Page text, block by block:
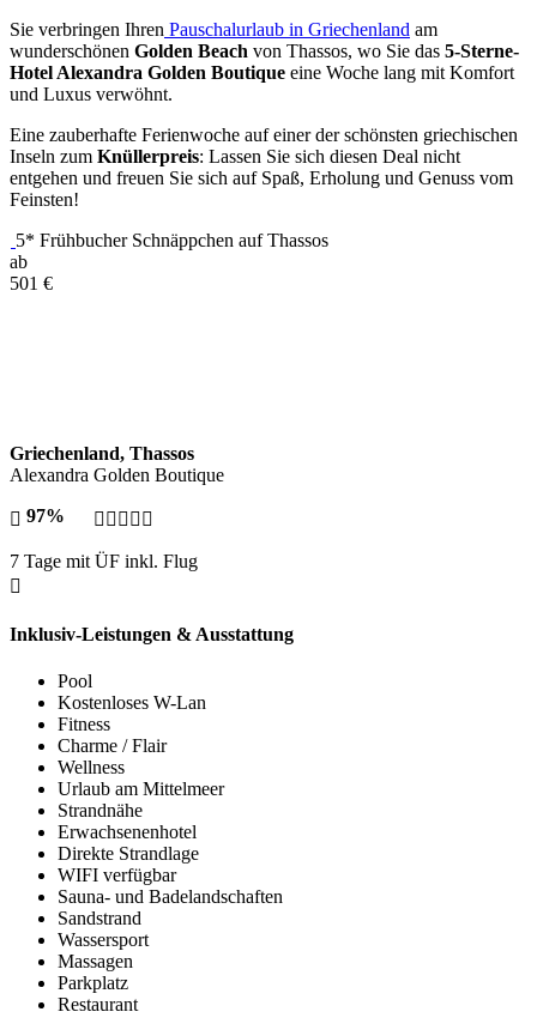
Sie verbringen Ihren Pauschalurlaub in Griechenland am
wunderschönen Golden Beach von Thassos, wo Sie das 5-Sterne-
Hotel Alexandra Golden Boutique eine Woche lang mit Komfort
und Luxus verwöhnt.
Eine zauberhafte Ferienwoche auf einer der schönsten griechischen
Inseln zum Knüllerpreis: Lassen Sie sich diesen Deal nicht
entgehen und freuen Sie sich auf Spaß, Erholung und Genuss vom
Feinsten!
5* Frühbucher Schnäppchen auf Thassos
ab
501 €
Griechenland, Thassos
Alexandra Golden Boutique
97%
7 Tage mit ÜF inkl. Flug
Inklusiv-Leistungen & Ausstattung
Pool
Kostenloses W-Lan
Fitness
Charme / Flair
Wellness
Urlaub am Mittelmeer
Strandnähe
Erwachsenenhotel
Direkte Strandlage
WIFI verfügbar
Sauna- und Badelandschaften
Sandstrand
Wassersport
Massagen
Parkplatz
Restaurant